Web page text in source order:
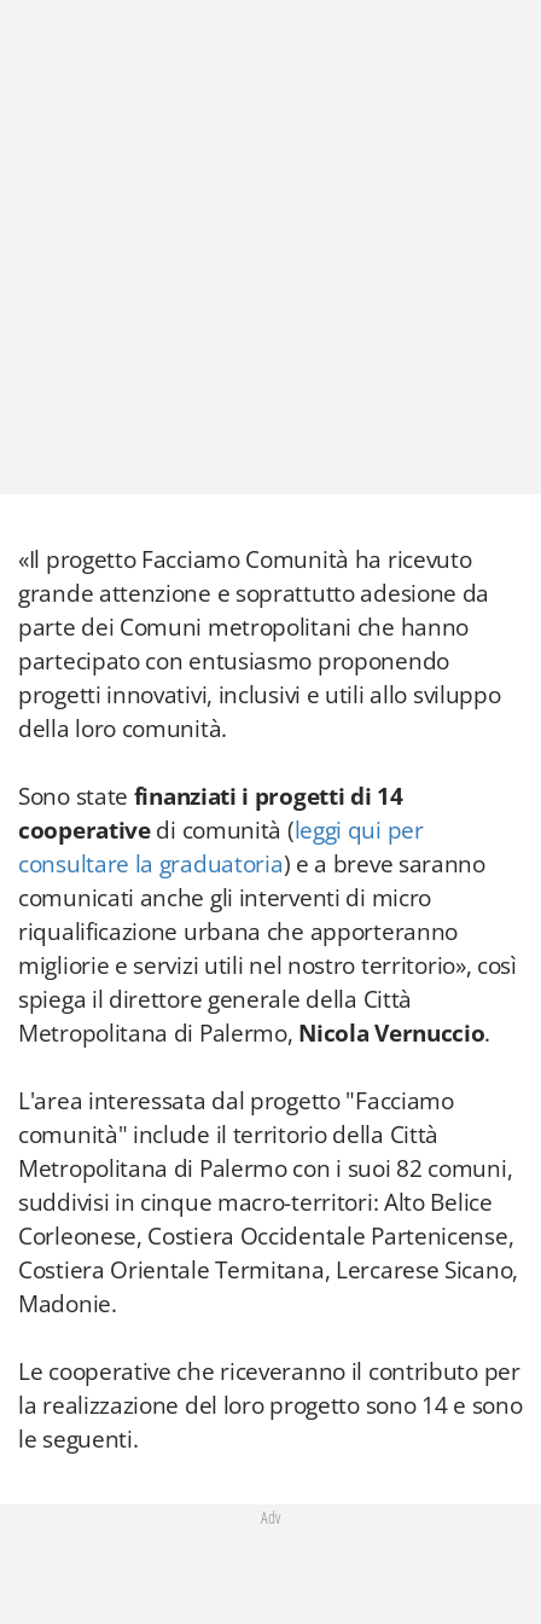
«Il progetto Facciamo Comunità ha ricevuto
grande attenzione e soprattutto adesione da
parte dei Comuni metropolitani che hanno
partecipato con entusiasmo proponendo
progetti innovativi, inclusivi e utili allo sviluppo
della loro comunità.
Sono state finanziati i progetti di 14
cooperativedi comunità (leggi qui per
consultare la graduatoria) e a breve saranno
comunicati anche gli interventi di micro
riqualificazione urbana che apporteranno
migliorie e servizi utili nel nostro territorio», così
spiega il direttore generale della Città
Metropolitana di Palermo, Nicola Vernuccio.
L'area interessata dal progetto "Facciamo
comunità" include il territorio della Città
Metropolitana di Palermo con i suoi 82 comuni,
suddivisi in cinque macro-territori: Alto Belice
Corleonese, Costiera Occidentale Partenicense,
Costiera Orientale Termitana, Lercarese Sicano,
Madonie.
Le cooperative che riceveranno il contributo per
la realizzazione del loro progetto sono 14 e sono
le seguenti.
Adv